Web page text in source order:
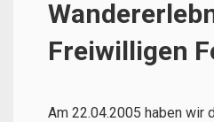
Freiwilligen
Am 22.04.2005 haben wir